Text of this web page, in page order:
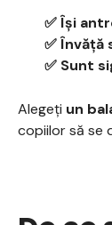
✅ Își
✅ Învăță
✅ Sunt
Alegeți un
copiilor să se